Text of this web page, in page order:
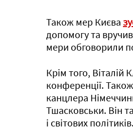
Також мер Києва
допомогу та
мери обговорили
Крім того, Віталій
конференції.
канцлера
Тшасковськи. Він
і світових політиків.